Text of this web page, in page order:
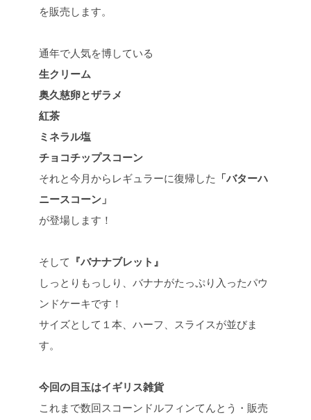
を販売します。
通年で人気を博している
生クリーム
奥久慈卵とザラメ
紅茶
ミネラル塩
チョコチップスコーン
それと今月からレギュラーに復帰した 「バターハ
ニースコーン」
が登場します！
そして 『バナナブレット』
しっとりもっしり、バナナがたっぷり入ったパウ
ンドケーキです！
サイズとして１本、ハーフ、スライスが並びま
す。
今回の目玉はイギリス雑貨
これまで数回スコーンドルフィンてんとう・販売